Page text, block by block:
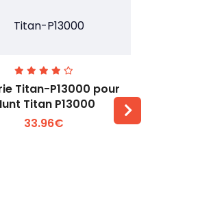
Voir plus +
Titan-P13000 pour
Titan P13000
33.96€